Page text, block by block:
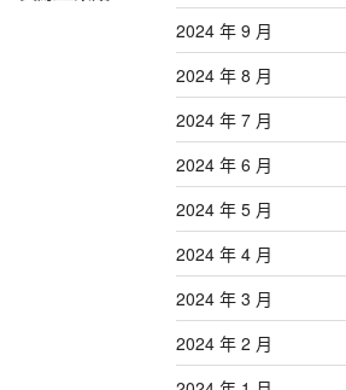
2024 年 9 月
2024 年 8 月
2024 年 7 月
2024 年 6 月
2024 年 5 月
2024 年 4 月
2024 年 3 月
2024 年 2 月